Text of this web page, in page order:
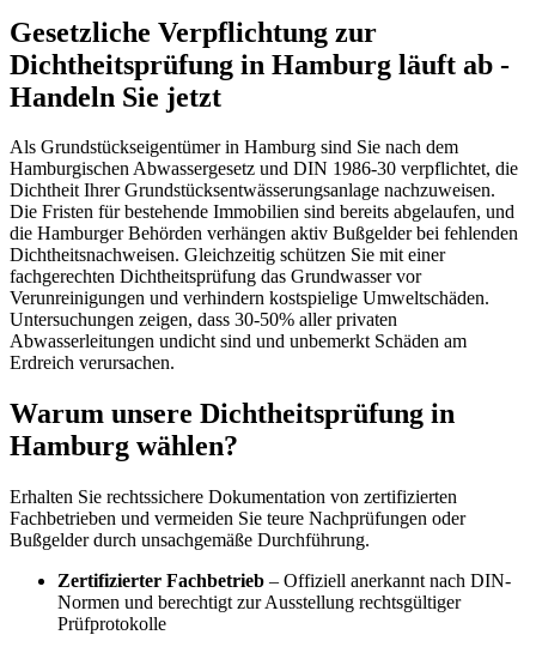
Gesetzliche Verpflichtung zur
Dichtheitsprüfung in Hamburg läuft ab -
Handeln Sie jetzt
Als Grundstückseigentümer in Hamburg sind Sie nach dem
Hamburgischen Abwassergesetz und DIN 1986-30 verpflichtet, die
Dichtheit Ihrer Grundstücksentwässerungsanlage nachzuweisen.
Die Fristen für bestehende Immobilien sind bereits abgelaufen, und
die Hamburger Behörden verhängen aktiv Bußgelder bei fehlenden
Dichtheitsnachweisen. Gleichzeitig schützen Sie mit einer
fachgerechten Dichtheitsprüfung das Grundwasser vor
Verunreinigungen und verhindern kostspielige Umweltschäden.
Untersuchungen zeigen, dass 30-50% aller privaten
Abwasserleitungen undicht sind und unbemerkt Schäden am
Erdreich verursachen.
Warum unsere Dichtheitsprüfung in
Hamburg wählen?
Erhalten Sie rechtssichere Dokumentation von zertifizierten
Fachbetrieben und vermeiden Sie teure Nachprüfungen oder
Bußgelder durch unsachgemäße Durchführung.
Zertifizierter Fachbetrieb – Offiziell anerkannt nach DIN-
Normen und berechtigt zur Ausstellung rechtsgültiger
Prüfprotokolle